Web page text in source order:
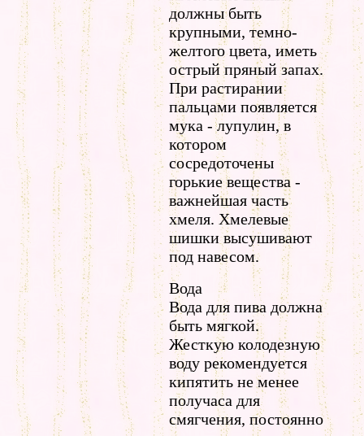
должны быть
крупными, темно-
желтого цвета, иметь
острый пряный запах.
При растирании
пальцами появляется
мука - лупулин, в
котором
сосредоточены
горькие вещества -
важнейшая часть
хмеля. Хмелевые
шишки высушивают
под навесом.
Вода
Вода для пива должна
быть мягкой.
Жесткую колодезную
воду рекомендуется
кипятить не менее
получаса для
смягчения, постоянно